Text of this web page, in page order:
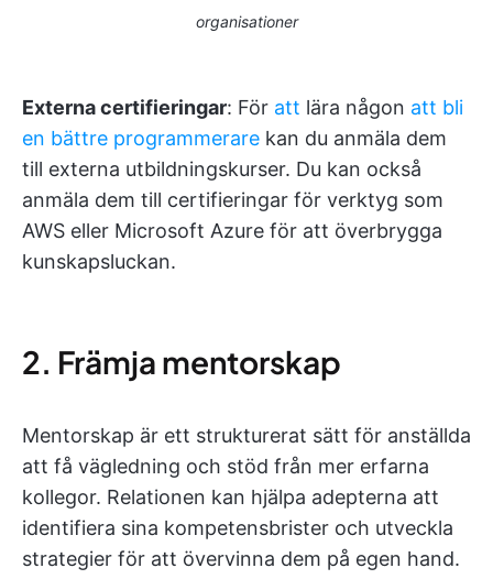
organisationer
Externa certifieringar: För att lära någon att bli
en bättre programmerare kan du anmäla dem
till externa utbildningskurser. Du kan också
anmäla dem till certifieringar för verktyg som
AWS eller Microsoft Azure för att överbrygga
kunskapsluckan.
2. Främja mentorskap
Mentorskap är ett strukturerat sätt för anställda
att få vägledning och stöd från mer erfarna
kollegor. Relationen kan hjälpa adepterna att
identifiera sina kompetensbrister och utveckla
strategier för att övervinna dem på egen hand.